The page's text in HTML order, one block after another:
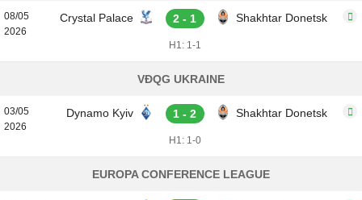
08/05
2026
Crystal Palace 2 - 1 Shakhtar Donetsk
H1: 1-1
VĐQG UKRAINE
03/05
2026
Dynamo Kyiv 1 - 2 Shakhtar Donetsk
H1: 1-0
EUROPA CONFERENCE LEAGUE